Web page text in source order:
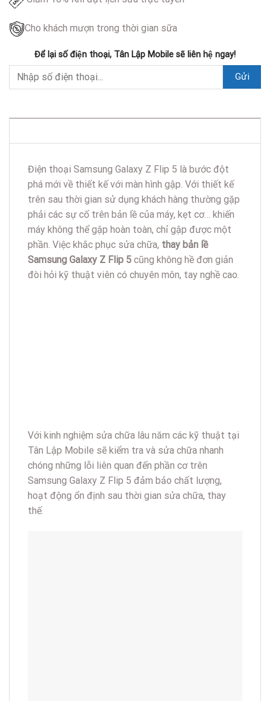
Cho khách mượn trong thời gian sữa
Để lại số điện thoại, Tân Lập Mobile sẽ liên hệ ngay!
Điện thoại Samsung Galaxy Z Flip 5 là bước đột
phá mới về thiết kế với màn hình gập. Với thiết kế
trên sau thời gian sử dụng khách hàng thường gặp
phải các sự cố trên bản lề của máy, kẹt cơ… khiến
máy không thể gập hoàn toàn, chỉ gập được một
phần. Việc khắc phục sửa chữa, thay bản lề
Samsung Galaxy Z Flip 5 cũng không hề đơn giản
đòi hỏi kỹ thuật viên có chuyên môn, tay nghề cao.
Với kinh nghiệm sửa chữa lâu năm các kỹ thuật tại
Tân Lập Mobile sẽ kiểm tra và sửa chữa nhanh
chóng những lỗi liên quan đến phần cơ trên
Samsung Galaxy Z Flip 5 đảm bảo chất lượng,
hoạt động ổn định sau thời gian sửa chữa, thay
thế.